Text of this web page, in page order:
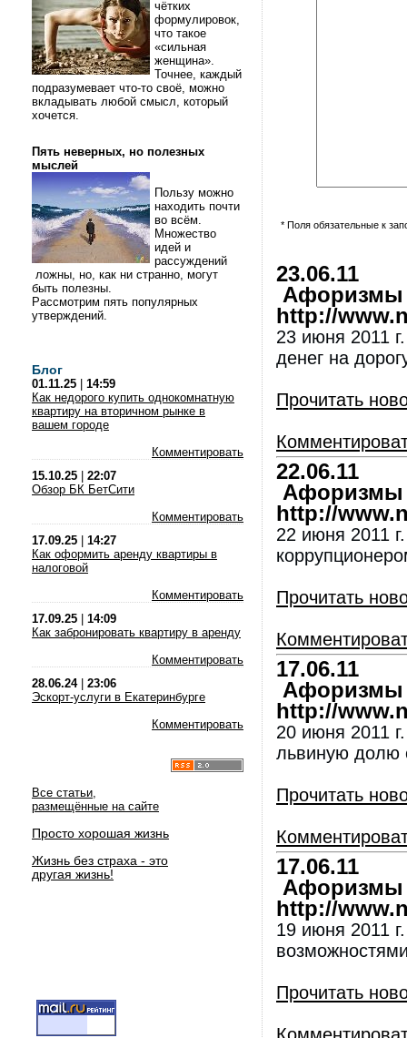
чётких
формулировок,
что такое
«сильная
женщина».
Точнее, каждый
подразумевает что-то своё, можно
вкладывать любой смысл, который
хочется.
Пять неверных, но полезных
мыслей
Пользу можно
находить почти
во всём.
Множество
идей и
рассуждений
ложны, но, как ни странно, могут
быть полезны.
Рассмотрим пять популярных
утверждений.
Блог
01.11.25
14:59
Как недорого купить однокомнатную
квартиру на вторичном рынке в
вашем городе
Комментировать
15.10.25
22:07
Обзор БК БетСити
Комментировать
17.09.25
14:27
Как оформить аренду квартиры в
налоговой
Комментировать
17.09.25
14:09
Как забронировать квартиру в аренду
Комментировать
28.06.24| 23:06
Эскорт-услуги в Екатеринбурге
Комментировать
Все статьи,
размещённые на сайте
Просто хорошая жизнь
Жизнь без страха - это
другая жизнь!
* Поля обязательные к
23.06.11
Афоризмы
http://
23 июня 2011
денег на
Прочитать
22.06.11
Афоризмы
http://
22 июня 2011
Прочитать
17.06.11
Афоризмы
http://
20 июня 2011
львиную долю
Прочитать
17.06.11
Афоризмы
http://
19 июня 2011
Прочитать